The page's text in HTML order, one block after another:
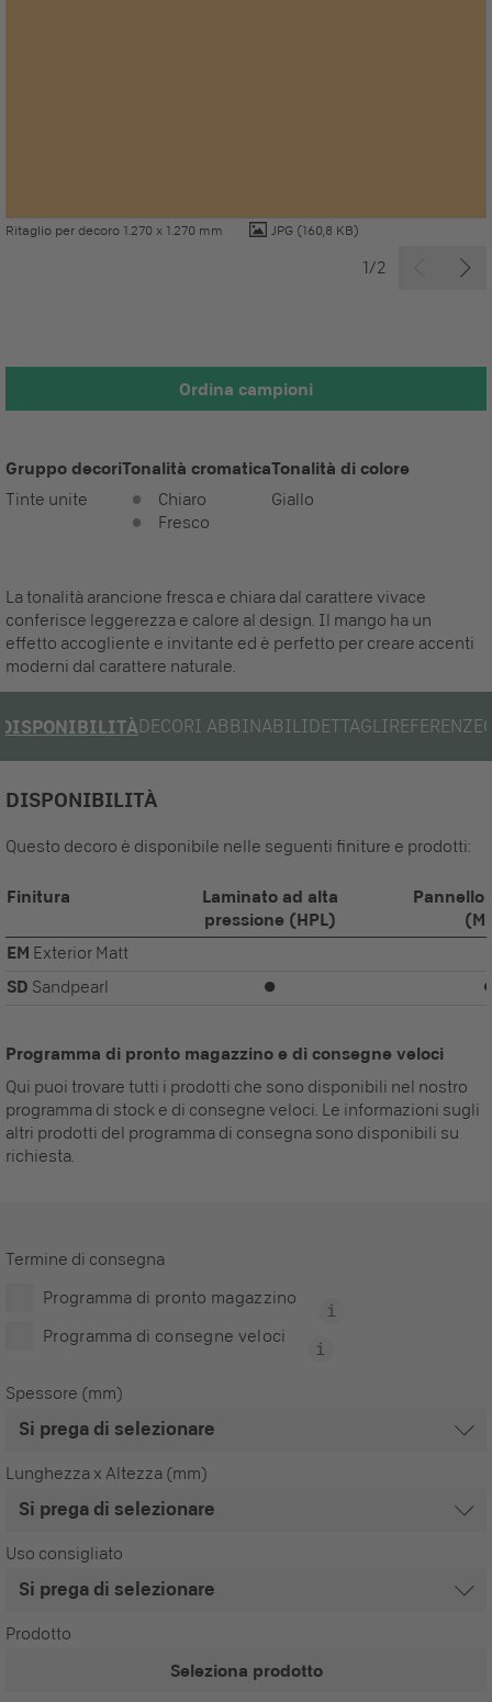
Ritaglio per decoro 1.270 x 1.270 mm JPG (160,8 KB)
1/2
Ordina campioni
Gruppo decori
Tinte unite
Tonalità cromatica
Chiaro
Fresco
Tonalità di colore
Giallo
La tonalità arancione fresca e chiara dal carattere vivace
conferisce leggerezza e calore al design. Il mango ha un
effetto accogliente e invitante ed è perfetto per creare accenti
moderni dal carattere naturale.
DISPONIBILITÀDECORI ABBINABILIDETTAGLIREFERENZE
DISPONIBILITÀ
Questo decoro è disponibile nelle seguenti finiture e prodotti:
Finitura
Laminato ad alta
pressione (HPL)
Pannello
EM Exterior Matt
SD Sandpearl ⏺
Programma di pronto magazzino e di consegne veloci
Qui puoi trovare tutti i prodotti che sono disponibili nel nostro
programma di stock e di consegne veloci. Le informazioni sugli
altri prodotti del programma di consegna sono disponibili su
richiesta.
Termine di consegna
Programma di pronto magazzino
Programma di consegne veloci
Spessore (mm)
Lunghezza x Altezza (mm)
Uso consigliato
Prodotto
Seleziona prodotto